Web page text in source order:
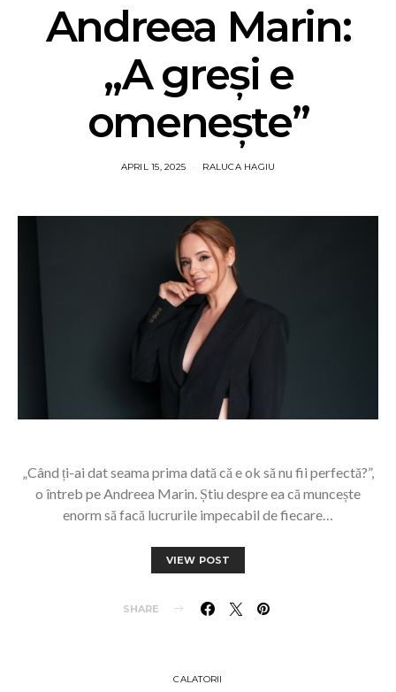
Andreea Marin:
„A greși e
omenește”
APRIL 15, 2025 RALUCA HAGIU
„Când ți-ai dat seama prima dată că e ok să nu fii perfectă?”,
o întreb pe Andreea Marin. Știu despre ea că muncește
enorm să facă lucrurile impecabil de fiecare…
VIEW POST
SHARE
CALATORII